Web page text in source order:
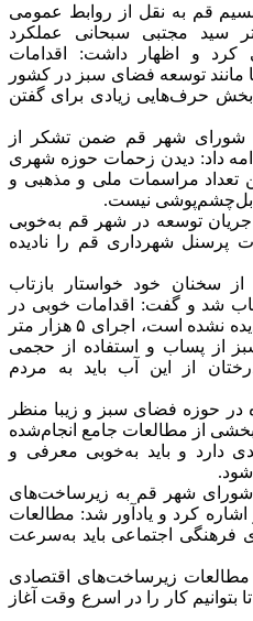
قم به نقل از روابط عمومی
سید مجتبی سبحانی عملکرد
کرد و اظهار داشت: اقدامات
توسعه فضای سبز در کشور
بخش حرف‌هایی زیادی برای گفتن
شهر قم ضمن تشکر از
داد: دیدن زحمات حوزه شهری
تعداد مراسمات ملی و مذهبی و
نیست.
جریان توسعه در شهر قم به‌خوبی
پرسنل شهرداری قم را نادیده
سخنان خود خواستار بازتاب
شد و گفت: اقدامات خوبی در
حوزه پساب انجام‌شده اما هنوز دیده نشده است، اجرای ۵ هزار متر
از پساب و استفاده از حجمی
درختان از این آب باید به مردم
حوزه فضای سبز و زیبا منظر
از مطالعات جامع انجام‌شده
دارد و باید به‌خوبی معرفی و
شهر قم به زیرساخت‌های
کرد و یادآور شد: مطالعات
فرهنگی اجتماعی باید به‌سرعت
مطالعات زیرساخت‌های اقتصادی
بتوانیم کار را در اسرع وقت آغاز